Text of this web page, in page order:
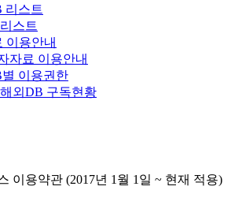
리스트
스트
이용안내
자료 이용안내
이용권한
외DB 구독현황
이용약관 (2017년 1월 1일 ~ 현재 적용)